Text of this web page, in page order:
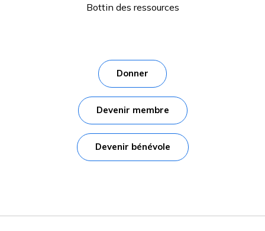
Bottin des ressources
Donner
Devenir membre
Devenir bénévole